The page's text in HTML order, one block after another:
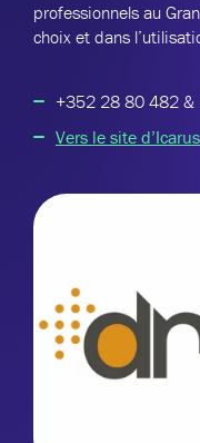
professionnels au
choix et dans
+352 28 80 482 &
Vers le site d’Icarus